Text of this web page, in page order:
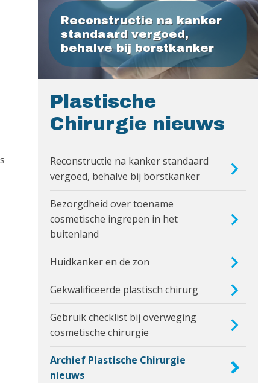
Reconstructie na kanker
standaard vergoed,
behalve bij borstkanker
Plastische
Chirurgie nieuws
Reconstructie na kanker standaard
vergoed, behalve bij borstkanker
Bezorgdheid over toename
cosmetische ingrepen in het
buitenland
Huidkanker en de zon
Gekwalificeerde plastisch chirurg
Gebruik checklist bij overweging
cosmetische chirurgie
Archief Plastische Chirurgie
nieuws